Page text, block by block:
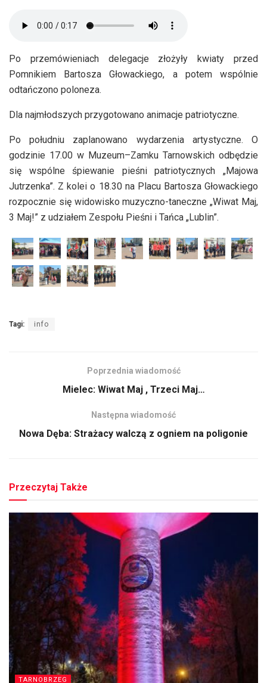
Po przemówieniach delegacje złożyły kwiaty przed
Pomnikiem Bartosza Głowackiego, a potem wspólnie
odtańczono poloneza.
Dla najmłodszych przygotowano animacje patriotyczne.
Po południu zaplanowano wydarzenia artystyczne. O
godzinie 17.00 w Muzeum–Zamku Tarnowskich odbędzie
się wspólne śpiewanie pieśni patriotycznych „Majowa
Jutrzenka”. Z kolei o 18.30 na Placu Bartosza Głowackiego
rozpocznie się widowisko muzyczno-taneczne „Wiwat Maj,
3 Maj!” z udziałem Zespołu Pieśni i Tańca „Lublin”.
Tagi: info
Poprzednia wiadomość
Mielec: Wiwat Maj , Trzeci Maj…
Następna wiadomość
Nowa Dęba: Strażacy walczą z ogniem na poligonie
Przeczytaj Także
TARNOBRZEG